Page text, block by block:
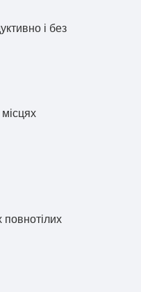
і без
повнотілих